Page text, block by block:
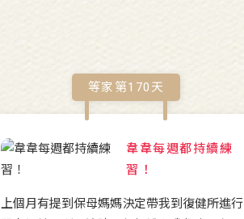
等家第170 天
韋韋每週都持續練
習！
上個月有提到保母媽媽決定帶我到復健所進行